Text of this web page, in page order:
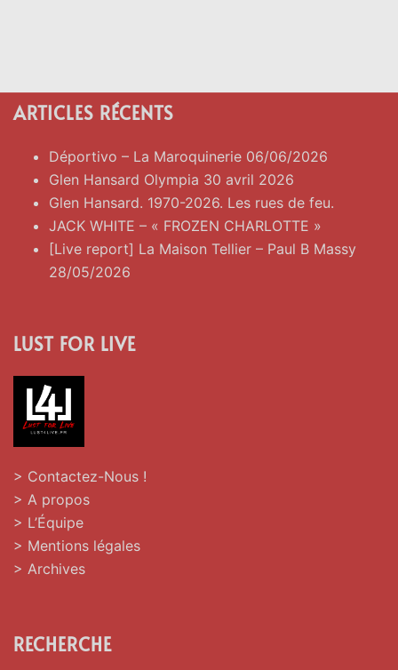
ARTICLES RÉCENTS
Déportivo – La Maroquinerie 06/06/2026
Glen Hansard Olympia 30 avril 2026
Glen Hansard. 1970-2026. Les rues de feu.
JACK WHITE – « FROZEN CHARLOTTE »
[Live report] La Maison Tellier – Paul B Massy
28/05/2026
LUST FOR LIVE
> Contactez-Nous !
> A propos
> L’Équipe
> Mentions légales
> Archives
RECHERCHE